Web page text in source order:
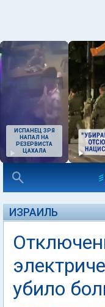
ИСПАНЕЦ ЗРЯ
НАПАЛ НА
РЕЗЕРВИСТА
ЦАХАЛА
ИЗРАИЛЬ
убило